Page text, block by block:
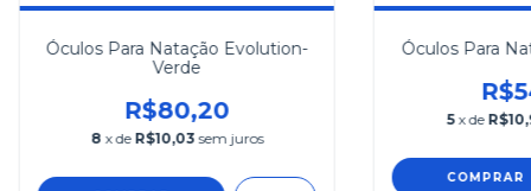
Óculos Para Natação Evolution-
Verde
R$80,20
8 x de R$10,03 sem juros
Óculos Para
5 x de
COMPRAR